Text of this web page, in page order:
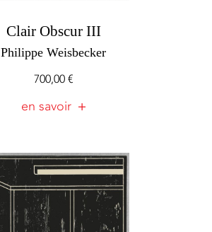
Clair Obscur III
Philippe Weisbecker
700,00€
en savoir